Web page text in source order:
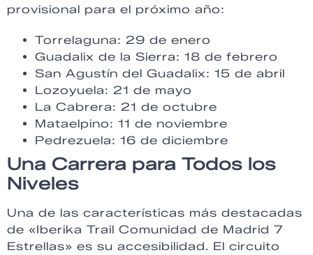
provisional para el próximo año:
Torrelaguna: 29 de enero
Guadalix de la Sierra: 18 de febrero
San Agustín del Guadalix: 15 de abril
Lozoyuela: 21 de mayo
La Cabrera: 21 de octubre
Mataelpino: 11 de noviembre
Pedrezuela: 16 de diciembre
Una Carrera para Todos los
Niveles
Una de las características más destacadas
de «Iberika Trail Comunidad de Madrid 7
Estrellas» es su accesibilidad. El circuito